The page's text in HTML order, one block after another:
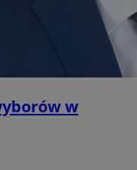
w